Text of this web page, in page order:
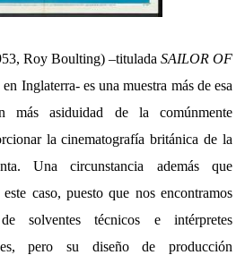
Roy Boulting) –titulada SAILOR OF
Inglaterra- es una muestra más de esa
más asiduidad de la comúnmente
la cinematografía británica de la
Una circunstancia además que
caso, puesto que nos encontramos
solventes técnicos e intérpretes
pero su diseño de producción